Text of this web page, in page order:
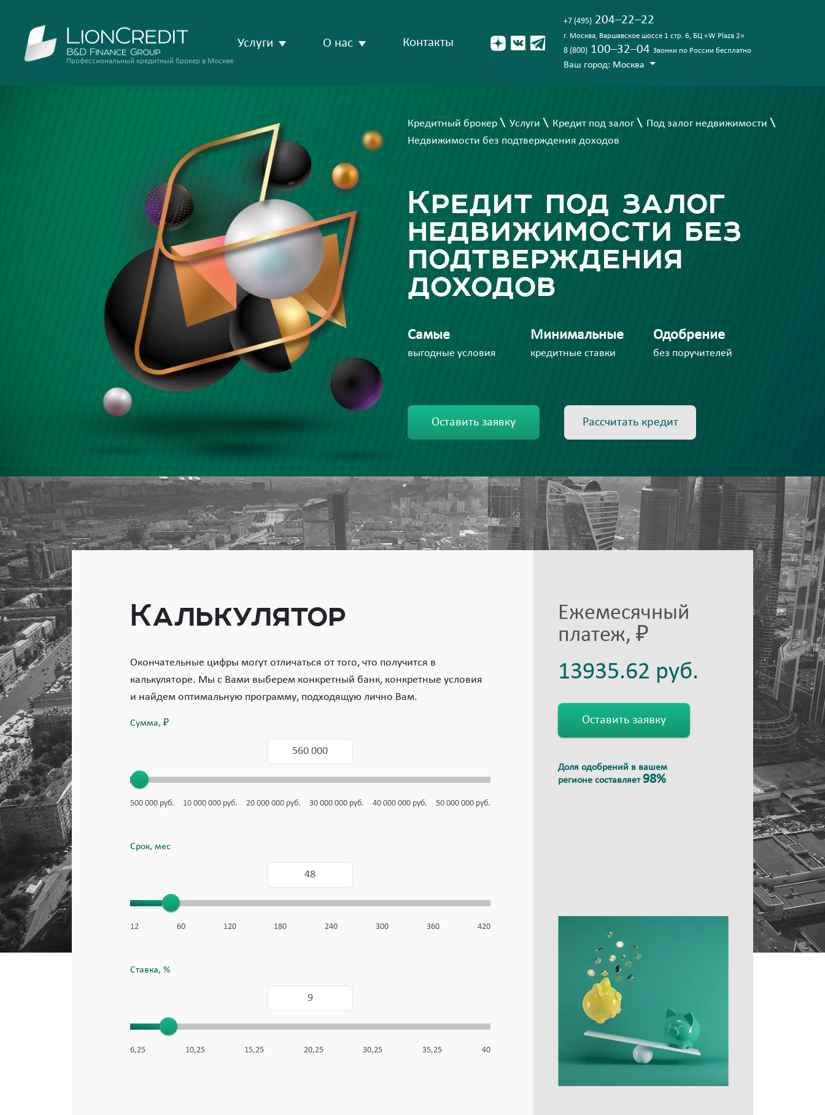
Профессиональный кредитный брокер в Москве
Услуги О нас Контакты
+7 (495) 204–22–22
г. Москва, Варшавское шоссе 1 стр. 6, БЦ «‎W Plaza 2»
8 (800) 100–32–04 Звонки по России бесплатно
Ваш город: Москва
Кредитный брокер Услуги Кредит под залог
Под залог недвижимости
Недвижимости без подтверждения доходов
Кредит под залог
недвижимости без
подтверждения
доходов
Самые
выгодные условия
Минимальные
кредитные ставки
Одобрение
без поручителей
Оставить заявку Рассчитать кредит
Калькулятор
Окончательные цифры могут отличаться от того, что получится в
калькуляторе. Мы с Вами выберем конкретный банк, конкретные условия
и найдем оптимальную программу, подходящую лично Вам.
Сумма, ₽
500 000 руб. 10 000 000 руб. 20 000 000 руб. 30 000 000 руб. 40 000 000 руб. 50 000 000 руб.
Срок, мес
12 60 120 180 240 300 360 420
Ставка, %
6,25 10,25 15,25 20,25 30,25 35,25 40
Ежемесячный
платеж, ₽
Оставить заявку
Доля одобрений в вашем
регионе составляет 98%